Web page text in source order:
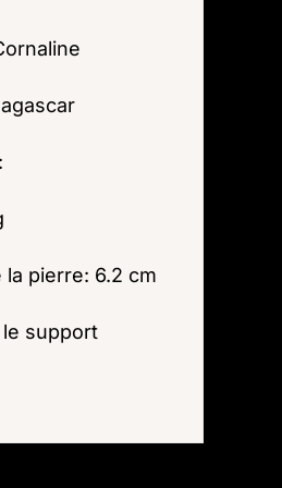
la pierre: 6.2 cm
support